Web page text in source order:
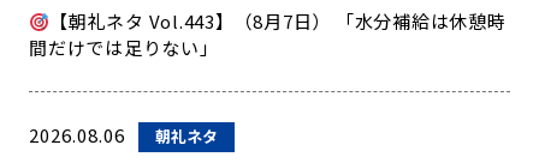
【朝礼ネタ Vol.443】（8月7日） 「水分補給は休憩時
間だけでは足りない」
2026.08.06 朝礼ネタ